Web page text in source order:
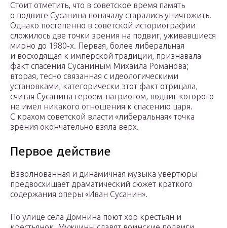
Стоит отметить, что в советское время память
о подвиге Сусанина поначалу старались уничтожить.
Однако постепенно в советской историографии
сложилось две точки зрения на подвиг, уживавшиеся
мирно до 1980-х. Первая, более либеральная
и восходящая к имперской традиции, признавала
факт спасения Сусаниным Михаила Романова;
вторая, тесно связанная с идеологическими
установками, категорически этот факт отрицала,
считая Сусанина героем-патриотом, подвиг которого
не имел никакого отношения к спасению царя.
С крахом советской власти «либеральная» точка
зрения окончательно взяла верх.
Первое действие
Взволнованная и динамичная музыка увертюры
предвосхищает драматический сюжет краткого
содержания оперы «Иван Сусанин».
По улице села Домнина поют хор крестьян и